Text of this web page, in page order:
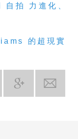
拍 力進化、
的超現實